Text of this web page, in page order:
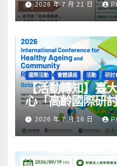
2026 年 7 月 21 日
國際活動 實體講座 活動 研討
【活動轉知】臺
心「高齡國際研
社區韌性」
2026 年 7 月 16 日